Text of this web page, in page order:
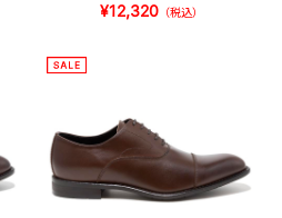
¥12,320（税込）